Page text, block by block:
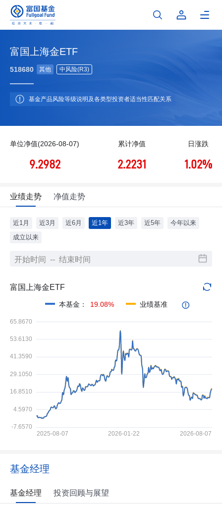
富国上海金ETF
518680 其他 中风险(R3)
基金产品风险等级说明及各类型投资者适当性匹配关系
单位净值(2026-08-07)
9.2982
累计净值
2.2231
日涨跌
1.02%
业绩走势 净值走势
近1月 近3月 近6月 近1年 近3年 近5年
今年以来
成立以来
富国上海金ETF
本基金 ： 19.08% 业绩基准
基金经理
基金经理 投资回顾与展望